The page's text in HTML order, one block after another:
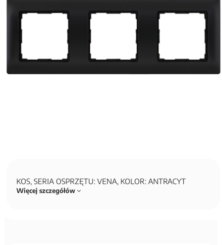
KOS, SERIA OSPRZĘTU: VENA, KOLOR: ANTRACYT
Więcej szczegółów